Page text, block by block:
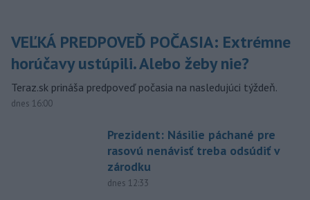
VEĽKÁ PREDPOVEĎ POČASIA: Extrémne
horúčavy ustúpili. Alebo žeby nie?
Teraz.sk prináša predpoveď počasia na nasledujúci týždeň.
dnes 16:00
Prezident: Násilie páchané pre
rasovú nenávisť treba odsúdiť v
zárodku
dnes 12:33